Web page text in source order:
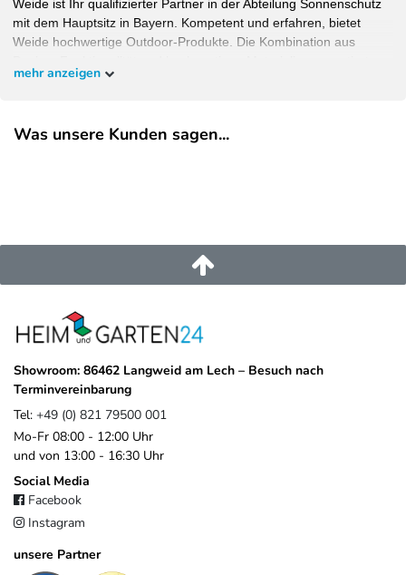
Weide ist Ihr qualifizierter Partner in der Abteilung Sonnenschutz
mit dem Hauptsitz in Bayern. Kompetent und erfahren, bietet
Weide hochwertige Outdoor-Produkte. Die Kombination aus
Wohlfühlambiente bei bestem Schutz. Bauen Sie Ihren Garten,
EU-Verantwortlicher
+49 821 79500 001
mehr anzeigen
Was unsere Kunden sagen...
Showroom: 86462 Langweid am Lech – Besuch nach
Terminvereinbarung
Tel: +49 (0) 821 79500 001
Mo-Fr 08:00 - 12:00 Uhr
und von 13:00 - 16:30 Uhr
Social Media
Facebook
Instagram
unsere Partner